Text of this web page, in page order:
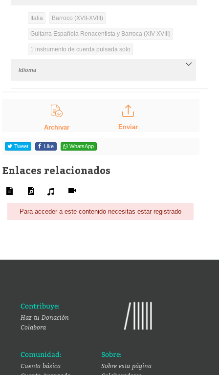
Italia Barroco (XVII-XVIII)
Guitarra Española Renacentista y Barroca (XIV-XVIII)
1 instrumento de cuerda pulsada solo
Idioma
Archivar Enviar
Tweet Like WhatsApp
Enlaces relacionados
Para acceder a este contenido necesitas estar registrado
Contribuye:
Haz tu Donación
Colabora
Comunidad:
Cuenta básica
Sobre:
Sobre esta página